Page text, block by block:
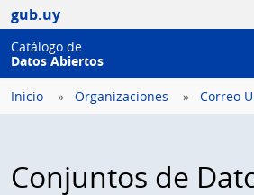
gub.uy
Catálogo de
Datos Abiertos
Inicio Organizaciones Correo
Conjuntos de